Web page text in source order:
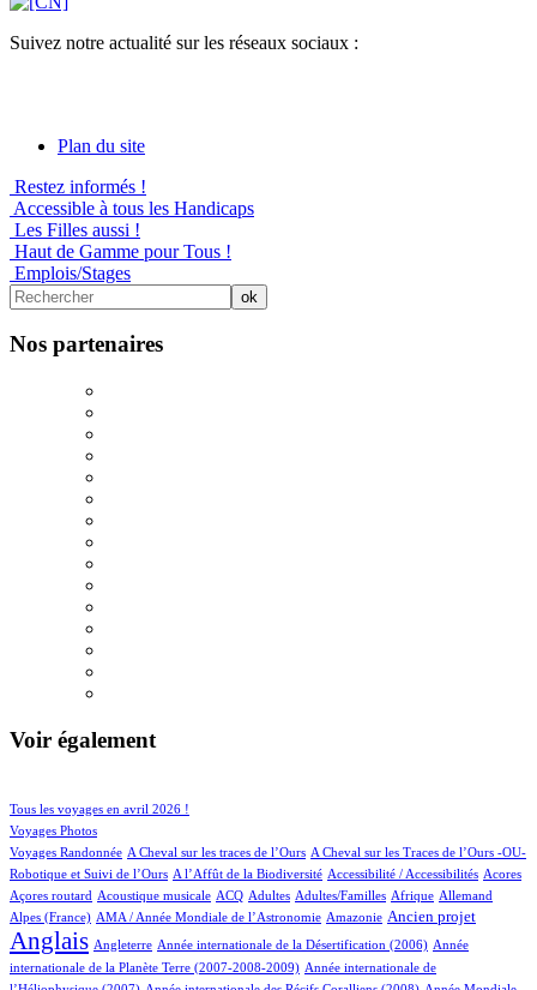
Suivez notre actualité sur les réseaux sociaux :
Plan du site
Restez informés !
Accessible à tous les Handicaps
Les Filles aussi !
Haut de Gamme pour Tous !
Emplois/Stages
Nos partenaires
Voir également
Tous les voyages en avril 2026 !
88/605
Voyages Photos
76/605
Voyages Randonnée
4/605 A Cheval sur les traces de l’Ours
4/605
A Cheval sur les Traces de l’Ours -OU-
Robotique et Suivi de l’Ours
2/605 A l’Affût de la Biodiversité
1/605 Accessibilité / Accessibilités
3/605 Acores
1/605
Açores routard
1/605 Acoustique musicale
40/605 ACQ
18/605 Adultes
12/605 Adultes/Familles
3/605 Afrique
29/605 Allemand
18/605
Alpes (France)
12/605 AMA / Année Mondiale de l’Astronomie
4/605 Amazonie
203/605 Ancien projet
455/605
Anglais
64/605 Angleterre
6/605 Année internationale de la Désertification (2006)
14/605
Année
internationale de la Planète Terre (2007-2008-2009)
4/605
Année internationale de